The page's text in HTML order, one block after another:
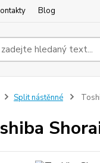
Blog
Split nástěnné